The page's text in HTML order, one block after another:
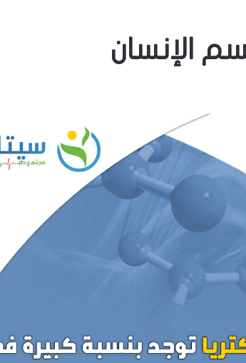
الإنسان